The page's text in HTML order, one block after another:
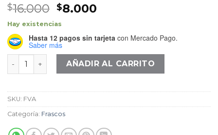
$16.000 El
precio
original
era:
$16.000.
$8.000
es:
$8.000.
Hay existencias
Hasta 12 pagos sin tarjeta con Mercado Pago.
Saber más
Frasco Vial Ambar cantidadAÑADIR AL CARRITO
SKU: FVA
Categoría: Frascos